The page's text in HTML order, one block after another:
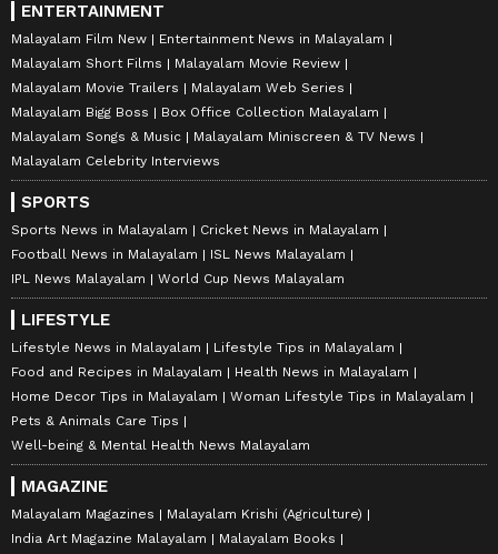
ENTERTAINMENT
Malayalam Film New
Entertainment News in Malayalam
Malayalam Short Films
Malayalam Movie Review
Malayalam Movie Trailers
Malayalam Web Series
Malayalam Bigg Boss
Box Office Collection Malayalam
Malayalam Songs & Music
Malayalam Miniscreen & TV News
Malayalam Celebrity Interviews
SPORTS
Sports News in Malayalam
Cricket News in Malayalam
Football News in Malayalam
ISL News Malayalam
IPL News Malayalam
World Cup News Malayalam
LIFESTYLE
Lifestyle News in Malayalam
Lifestyle Tips in Malayalam
Food and Recipes in Malayalam
Health News in Malayalam
Home Decor Tips in Malayalam
Woman Lifestyle Tips in Malayalam
Pets & Animals Care Tips
Well-being & Mental Health News Malayalam
MAGAZINE
Malayalam Magazines
Malayalam Krishi (Agriculture)
India Art Magazine Malayalam
Malayalam Books